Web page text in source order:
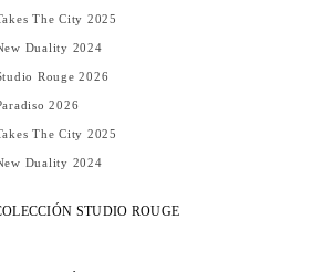
The City 2025
Duality 2024
Rouge 2026
2026
The City 2025
Duality 2024
STUDIO ROUGE